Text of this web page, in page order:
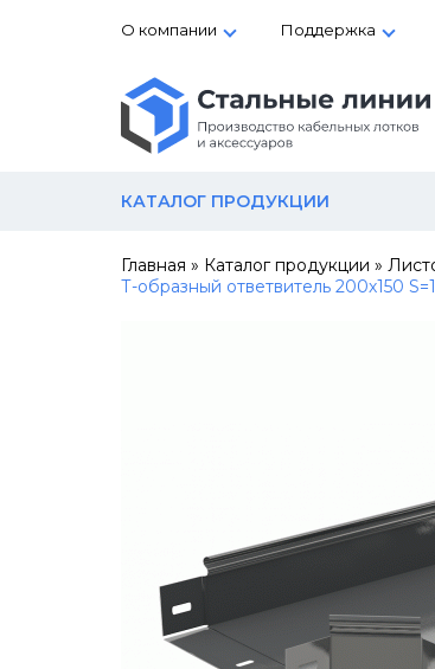
О компании Поддержка
КАТАЛОГ ПРОДУКЦИИ
Главная » Каталог продукции »
Т-образный ответвитель 200х150